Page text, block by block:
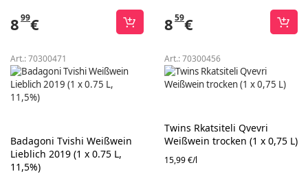
899€ 859€
Art.:70300471
Badagoni Tvishi Weißwein
Lieblich 2019 (1 x 0.75 L,
11,5%)
Art.:70300456
Twins Rkatsiteli Qvevri
Weißwein trocken (1 x 0,75 L)
15,99 €/l